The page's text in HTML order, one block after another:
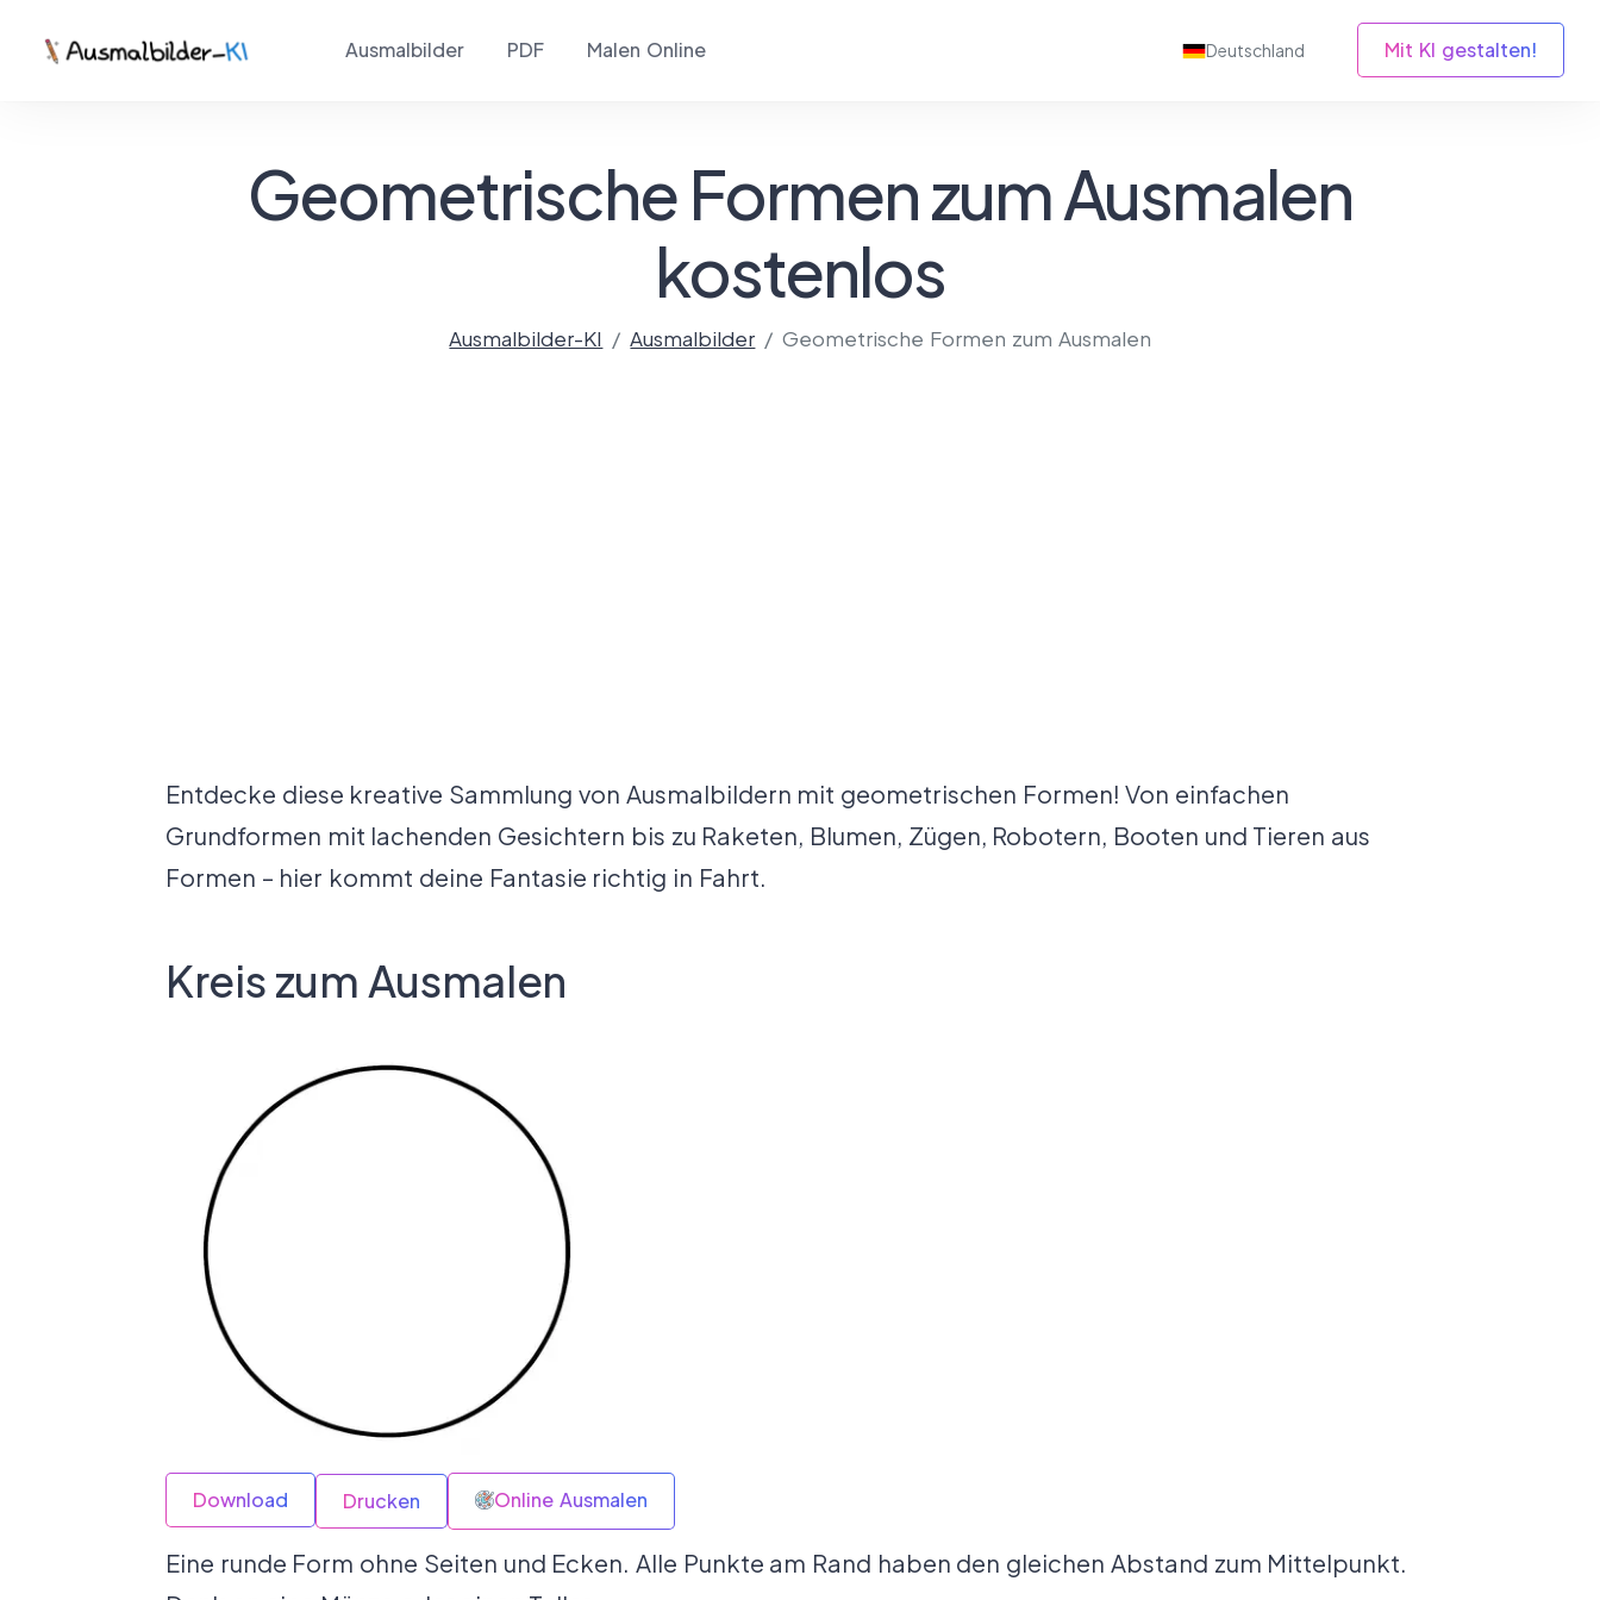
Ausmalbilder PDF Malen Online Deutschland Mit KI gestalten!
Geometrische Formen zum Ausmalen
kostenlos
Ausmalbilder-KI Ausmalbilder Geometrische Formen zum Ausmalen
Entdecke diese kreative Sammlung von Ausmalbildern mit geometrischen Formen! Von einfachen
Grundformen mit lachenden Gesichtern bis zu Raketen, Blumen, Zügen, Robotern, Booten und Tieren aus
Formen – hier kommt deine Fantasie richtig in Fahrt.
Kreis zum Ausmalen
Download Drucken Online Ausmalen
Eine runde Form ohne Seiten und Ecken. Alle Punkte am Rand haben den gleichen Abstand zum Mittelpunkt.